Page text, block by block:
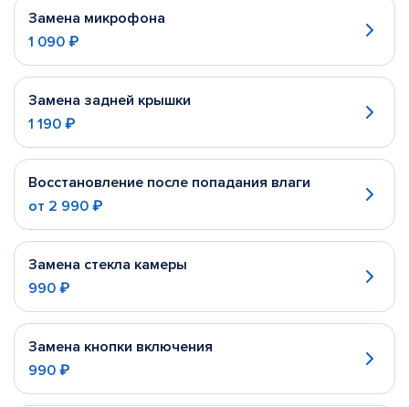
Замена микрофона
1 090 ₽
Замена задней крышки
1 190 ₽
Восстановление после попадания влаги
от 2 990 ₽
Замена стекла камеры
990 ₽
Замена кнопки включения
990 ₽